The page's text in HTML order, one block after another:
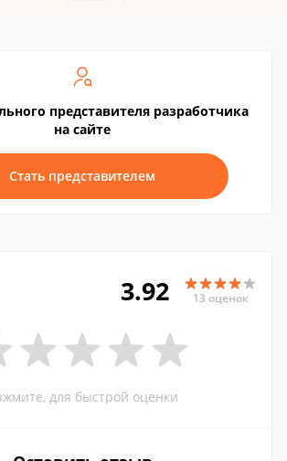
представителя разработчика
на сайте
Стать представителем
3.92 13 оценок
для быстрой оценки